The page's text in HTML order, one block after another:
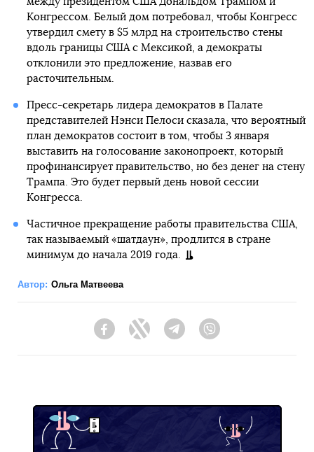
Конгрессом. Белый дом потребовал, чтобы Конгресс
утвердил смету в $5 млрд на строительство стены
вдоль границы США с Мексикой, а демократы
отклонили это предложение, назвав его
расточительным.
Пресс-секретарь лидера демократов в Палате
представителей Нэнси Пелоси сказала, что вероятный
план демократов состоит в том, чтобы 3 января
выставить на голосование законопроект, который
профинансирует правительство, но без денег на стену
Трампа. Это будет первый день новой сессии
Конгресса.
Частичное прекращение работы правительства США,
так называемый «шатдаун», продлится в стране
минимум до начала 2019 года.
Автор: Ольга Матвеева
FacebookTwitter Telegram